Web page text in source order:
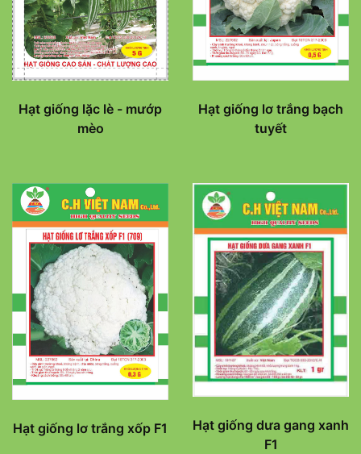
Hạt giống lặc lè - mướp
mèo
Hạt giống lơ trắng bạch
tuyết
Hạt giống lơ trắng xốp F1
Hạt giống dưa gang xanh
F1